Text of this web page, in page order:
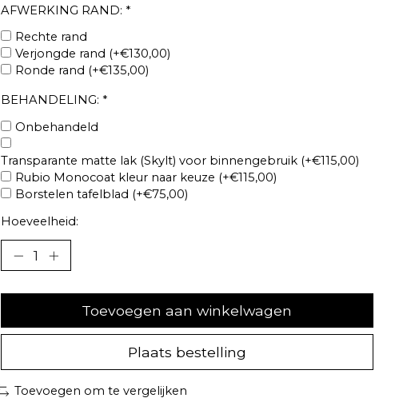
AFWERKING RAND: *
Rechte rand
Verjongde rand (+€130,00)
Ronde rand (+€135,00)
BEHANDELING: *
Onbehandeld
Transparante matte lak (Skylt) voor binnengebruik (+€115,00)
Rubio Monocoat kleur naar keuze (+€115,00)
Borstelen tafelblad (+€75,00)
Hoeveelheid:
Toevoegen aan winkelwagen
Plaats bestelling
Toevoegen om te vergelijken